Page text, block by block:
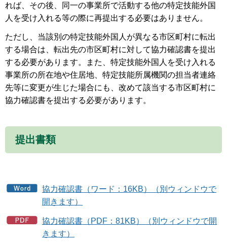
れば、その後、同一の事業所で活動する他の特定技能外国
人を受け入れる等の際に再提出する必要はありません。
ただし、当該別の特定技能外国人が異なる市区町村に転出
する場合は、転出先の市区町村に対して協力確認書を提出
する必要があります。また、特定技能外国人を受け入れる
事業所の所在地や住居地、特定技能所属機関の担当者連絡
先等に変更が生じた場合にも、改めて該当する市区町村に
協力確認書を提出する必要があります。
提出書類
協力確認書（ワード：16KB）（別ウィンドウで
開きます）
協力確認書（PDF：81KB）（別ウィンドウで開
きます）